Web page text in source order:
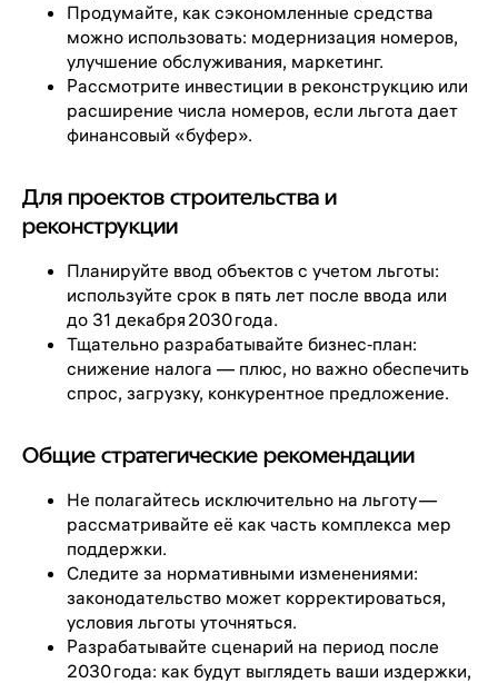
Продумайте, как сэкономленные средства
можно использовать: модернизация номеров,
улучшение обслуживания, маркетинг.
Рассмотрите инвестиции в реконструкцию или
расширение числа номеров, если льгота дает
финансовый «буфер».
Для проектов строительства и
реконструкции
Планируйте ввод объектов с учетом льготы:
используйте срок в пять лет после ввода или
до 31 декабря 2030 года.
Тщательно разрабатывайте бизнес‑план:
снижение налога — плюс, но важно обеспечить
спрос, загрузку, конкурентное предложение.
Общие стратегические рекомендации
Не полагайтесь исключительно на льготу —
рассматривайте её как часть комплекса мер
поддержки.
Следите за нормативными изменениями:
законодательство может корректироваться,
условия льготы уточняться.
Разрабатывайте сценарий на период после
2030 года: как будут выглядеть ваши издержки,